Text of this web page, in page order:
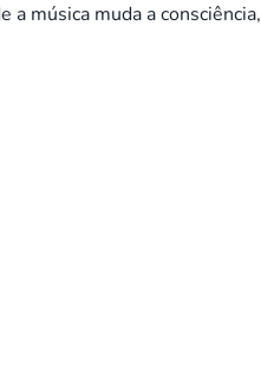
música muda a consciência,